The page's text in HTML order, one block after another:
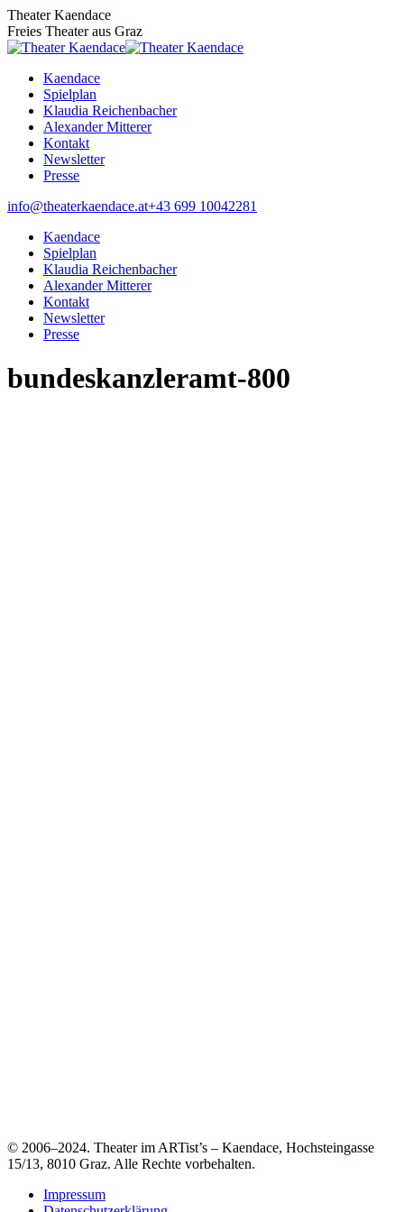
Zum
Inhalt
springen
Theater Kaendace
Freies Theater aus Graz
Kaendace
Spielplan
Klaudia Reichenbacher
Alexander Mitterer
Kontakt
Newsletter
Presse
Facebook
opens
new
window
info@theaterkaendace.at‭+43 699 10042281‬
Kaendace
Spielplan
Klaudia Reichenbacher
Alexander Mitterer
Kontakt
Newsletter
Presse
bundeskanzleramt-800
© 2006–2024. Theater im ARTist’s – Kaendace, Hochsteingasse
15/13, 8010 Graz. Alle Rechte vorbehalten.
Impressum